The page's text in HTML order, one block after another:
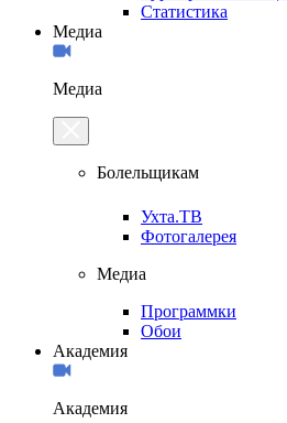
Статистика
Медиа
Медиа
Болельщикам
Ухта.ТВ
Фотогалерея
Медиа
Программки
Обои
Академия
Академия